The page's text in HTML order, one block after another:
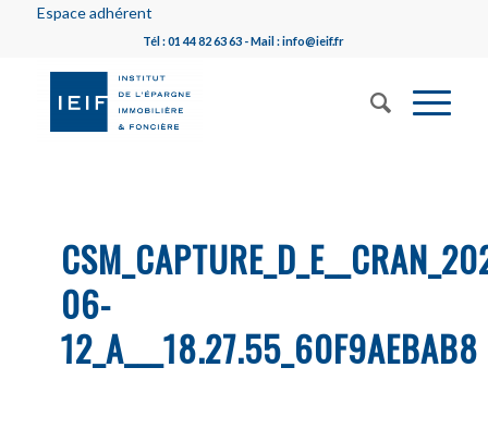
Espace adhérent
Tél : 01 44 82 63 63 - Mail : info@ieif.fr
06-
12_A___18.27.55_60F9AEBAB8